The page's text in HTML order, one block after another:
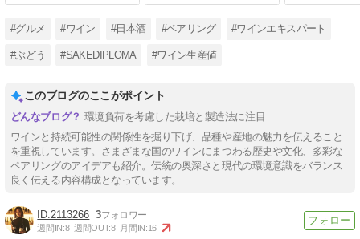
#グルメ #ワイン #日本酒 #ペアリング #ワインエキスパート
#ぶどう #SAKEDIPLOMA #ワイン生産値
このブログのここがポイント
環境負荷を考慮した栽培と製造法に注目
ワインと持続可能性の関係性を掘り下げ、品種や産地の魅力を伝えること
を重視しています。さまざまな国のワインにまつわる歴史や文化、多彩な
ペアリングのアイデアも紹介。伝統の奥深さと現代の環境意識をバランス
良く伝える内容構成となっています。
2113266 3
週間IN:8 週間OUT:8 月間IN:16